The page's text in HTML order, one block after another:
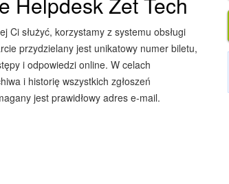
Ci służyć, korzystamy z systemu obsługi
przydzielany jest unikatowy numer biletu,
i odpowiedzi online. W celach
i historię wszystkich zgłoszeń
jest prawidłowy adres e-mail.